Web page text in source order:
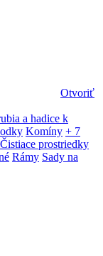
Otvoriť
a hadice k
Komíny + 7
Čistiace prostriedky
Rámy Sady na